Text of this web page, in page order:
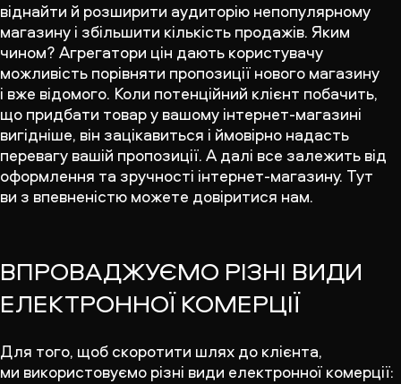
віднайти й розширити аудиторію непопулярному
магазину і збільшити кількість продажів. Яким
чином? Агрегатори цін дають користувачу
можливість порівняти пропозиції нового магазину
і вже відомого. Коли потенційний клієнт побачить,
що придбати товар у вашому інтернет-магазині
вигідніше, він зацікавиться і ймовірно надасть
перевагу вашій пропозиції. А далі все залежить від
оформлення та зручності інтернет-магазину. Тут
ви з впевненістю можете довіритися нам.
ВПРОВАДЖУЄМО РІЗНІ ВИДИ
ЕЛЕКТРОННОЇ КОМЕРЦІЇ
Для того, щоб скоротити шлях до клієнта,
ми використовуємо різні види електронної комерції: